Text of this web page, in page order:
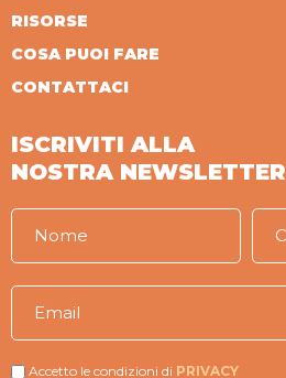
RISORSE
COSA PUOI FARE
CONTATTACI
ISCRIVITI ALLA
NOSTRA NEWSLETTER
Accetto le condizioni di PRIVACY